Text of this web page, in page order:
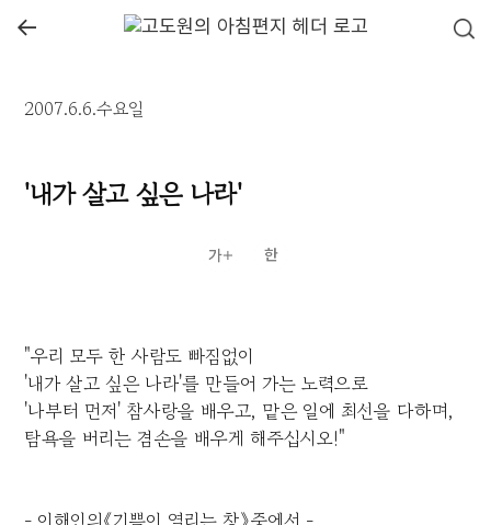
←
2007.6.6.수요일
'내가 살고 싶은 나라'
"우리 모두 한 사람도 빠짐없이
'내가 살고 싶은 나라'를 만들어 가는 노력으로
'나부터 먼저' 참사랑을 배우고, 맡은 일에 최선을 다하며,
탐욕을 버리는 겸손을 배우게 해주십시오!"